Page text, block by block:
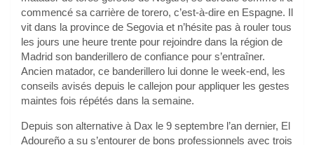
commencé sa carrière de torero, c’est-à-dire en Espagne. Il
vit dans la province de Segovia et n’hésite pas à rouler tous
les jours une heure trente pour rejoindre dans la région de
Madrid son banderillero de confiance pour s’entraîner.
Ancien matador, ce banderillero lui donne le week-end, les
conseils avisés depuis le callejon pour appliquer les gestes
maintes fois répétés dans la semaine.
Depuis son alternative à Dax le 9 septembre l’an dernier, El
Adoureño a su s’entourer de bons professionnels avec trois